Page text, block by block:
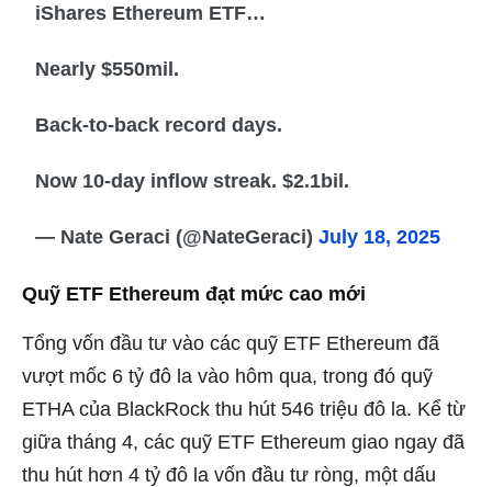
iShares Ethereum ETF…
Nearly $550mil.
Back-to-back record days.
Now 10-day inflow streak. $2.1bil.
— Nate Geraci (@NateGeraci)July 18, 2025
Quỹ ETF Ethereum đạt mức cao mới
Tổng vốn đầu tư vào các quỹ ETF Ethereum đã
vượt mốc 6 tỷ đô la vào hôm qua, trong đó quỹ
ETHA của BlackRock thu hút 546 triệu đô la. Kể từ
giữa tháng 4, các quỹ ETF Ethereum giao ngay đã
thu hút hơn 4 tỷ đô la vốn đầu tư ròng, một dấu